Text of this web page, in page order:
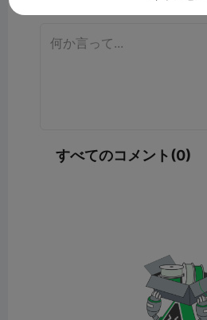
すべてのコメント(0)